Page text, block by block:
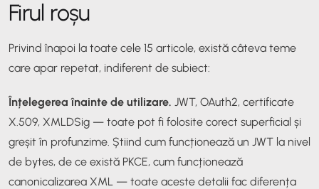
Firul roșu
Privind înapoi la toate cele 15 articole, există câteva teme
care apar repetat, indiferent de subiect:
Înțelegerea înainte de utilizare. JWT, OAuth2, certificate
X.509, XMLDSig — toate pot fi folosite corect superficial și
greșit în profunzime. Știind cum funcționează un JWT la nivel
de bytes, de ce există PKCE, cum funcționează
canonicalizarea XML — toate aceste detalii fac diferența